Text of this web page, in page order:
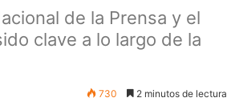
de la Prensa y el
clave a lo largo de la
730 2 minutos de lectura